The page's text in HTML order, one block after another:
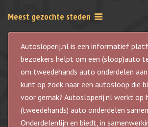
Meest gezochte steden
Autosloperij.nl is een informatief
bezoekers helpt om een (sloop)auto
om tweedehands auto onderdelen
kunt op zoek naar een autosloop die
voor gemak? Autosloperij.nl werkt op
(tweedehands) auto onderdelen
Onderdelenlijn en biedt, in